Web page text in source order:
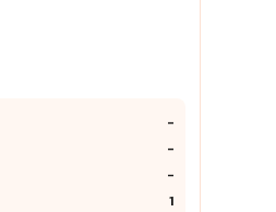
-
-
-
1